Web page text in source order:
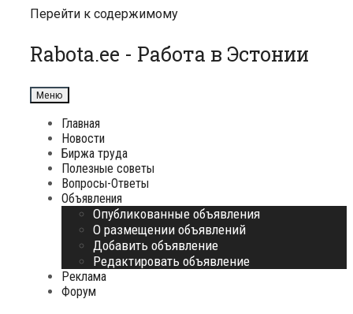
Перейти к содержимому
Rabota.ee - Работа в Эстонии
Меню
Главная
Новости
Биржа труда
Полезные советы
Вопросы-Ответы
Объявления
Опубликованные объявления
О размещении объявлений
Добавить объявление
Редактировать объявление
Реклама
Форум